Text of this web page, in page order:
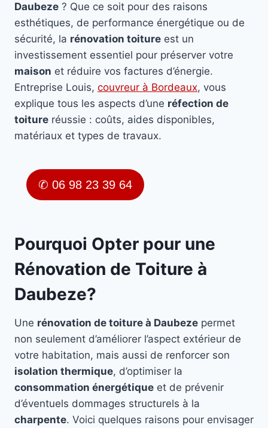
Daubeze ? Que ce soit pour des raisons
esthétiques, de performance énergétique ou de
sécurité, la rénovation toiture est un
investissement essentiel pour préserver votre
maison et réduire vos factures d’énergie.
Entreprise Louis, couvreur à Bordeaux, vous
explique tous les aspects d’une réfection de
toiture réussie : coûts, aides disponibles,
matériaux et types de travaux.
✆ 06 98 23 39 64
Pourquoi Opter pour une
Rénovation de Toiture à
Daubeze?
Une rénovation de toiture à Daubeze permet
non seulement d’améliorer l’aspect extérieur de
votre habitation, mais aussi de renforcer son
isolation thermique, d’optimiser la
consommation énergétique et de prévenir
d’éventuels dommages structurels à la
charpente. Voici quelques raisons pour envisager